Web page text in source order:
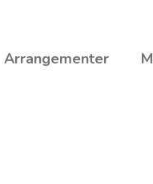
Arrangementer